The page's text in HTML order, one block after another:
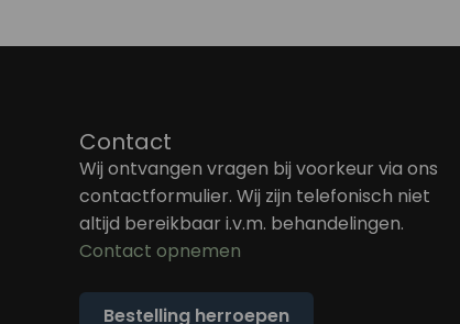
Contact
Wij ontvangen vragen bij voorkeur via ons
contactformulier. Wij zijn telefonisch niet
altijd bereikbaar i.v.m. behandelingen.
Contact opnemen
Bestelling herroepen